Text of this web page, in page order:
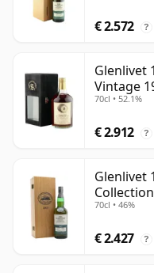
€ 2.572 ?
Glenlivet
Vintage
70cl • 52.1%
€ 2.912 ?
Glenlivet
Collection
70cl • 46%
€ 2.427 ?